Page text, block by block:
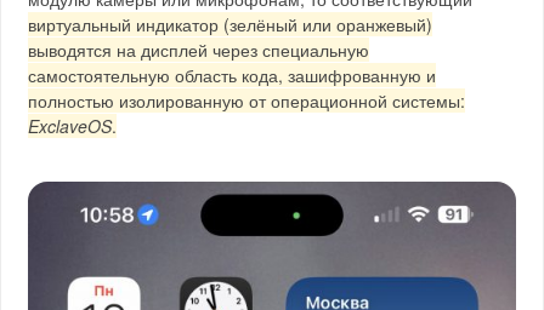
виртуальный индикатор (зелёный или оранжевый)
выводятся на дисплей через специальную
самостоятельную область кода, зашифрованную и
полностью изолированную от операционной системы:
ExclaveOS.